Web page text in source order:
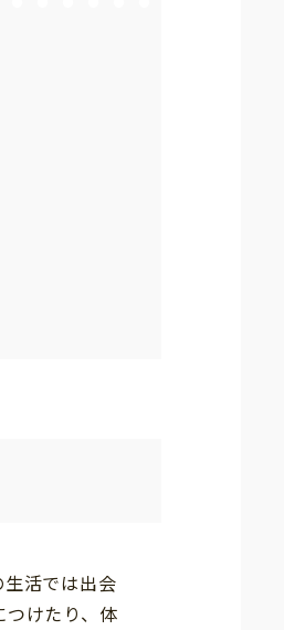
活では出会
けたり、体